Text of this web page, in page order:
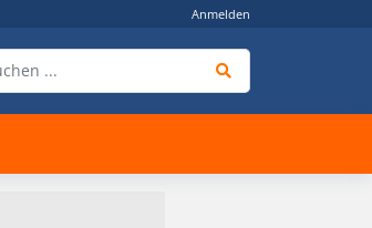
Anmelden